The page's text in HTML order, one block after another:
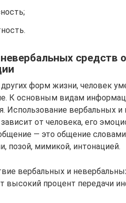
средств
других форм жизни, человек
К основным видам
Использование вербальных
от человека, его
— это общение
позой, мимикой, интонацией.
вербальных и
высокий процент передачи